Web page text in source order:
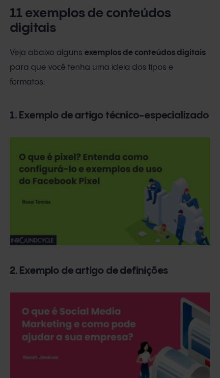
11 exemplos de conteúdos
digitais
Veja abaixo alguns exemplos de conteúdos digitais
para que você tenha uma ideia dos tipos e
formatos:
1. Exemplo de artigo técnico-especializado
2. Exemplo de artigo de definições